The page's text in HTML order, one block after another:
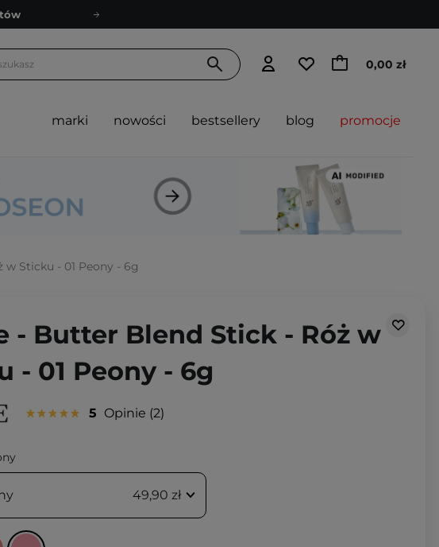
24h.
0,00 zł
marki nowości bestsellery blog promocje
Sticku - 01 Peony - 6g
- Butter Blend Stick - Róż w
- 01 Peony - 6g
5 Opinie 2
49,90 zł